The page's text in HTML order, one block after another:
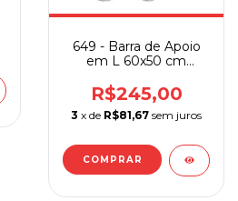
649 - Barra de Apoio
em L 60x50 cm
R$245,00
3 x de R$81,67 sem juros